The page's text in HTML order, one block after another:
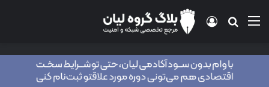
منو جستجو برای
ورود